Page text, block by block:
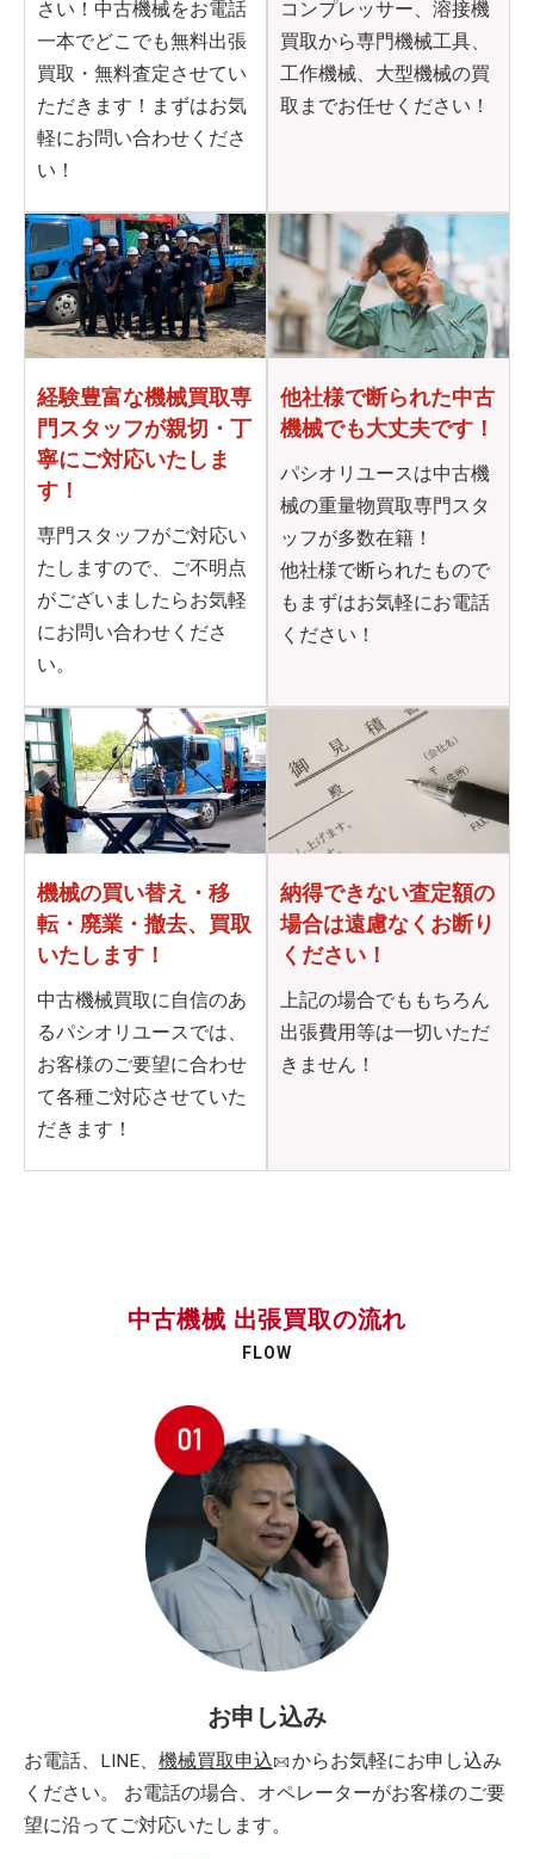
さい！中古機械をお電話
一本でどこでも無料出張
買取・無料査定させてい
ただきます！まずはお気
軽にお問い合わせくださ
い！
コンプレッサー、溶接機
買取から専門機械工具、
工作機械、大型機械の買
取までお任せください！
経験豊富な機械買取専
門 スタッフが親切・丁
寧にご対応いたしま
す！
専門スタッフがご対応い
たしますので、ご不明点
がございましたらお気軽
にお問い合わせくださ
い。
他社様で断られた中古
機械でも大丈夫です！
パシオリユースは中古機
械の重量物買取専門スタ
ッフが多数在籍！
他社様で断られたもので
もまずはお気軽にお電話
ください！
機械の買い替え・移
転・ 廃業・撤去、買取
いたします！
中古機械買取に自信のあ
るパシオリユースでは、
お客様のご要望に合わせ
て各種ご対応させていた
だきます！
納得できない査定額の
場合は遠慮なくお断り
ください！
上記の場合でももちろん
出張費用等は一切いただ
きません！
中古機械 出張買取の流れ
FLOW
お申し込み
お電話、LINE、 機械買取申込
からお気軽にお申し込み
ください。 お電話の場合、オペレーターがお客様のご要
望に沿ってご対応いたします。